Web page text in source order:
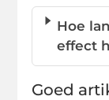
Hoe
effect
Goed